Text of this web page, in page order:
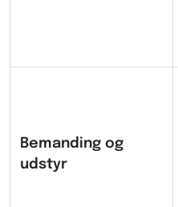
Bemanding og
udstyr